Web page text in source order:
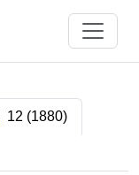
12 (1880)